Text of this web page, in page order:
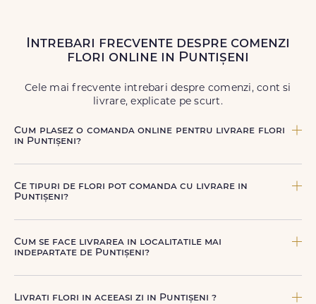
Livrăm buchete de florichiar și în weekend, pentru ca tu
să poți adresa un gest frumos atunci când ai nevoie.
Intrebari frecvente despre comenzi
flori online in Puntișeni
Cele mai frecvente intrebari despre comenzi, cont si
livrare, explicate pe scurt.
Cum plasez o comanda online pentru livrare flori
in Puntișeni?
produsul dorit, data si intervalul de livrare si adresa din
Puntișeni. sau poti plasa comanda telefonic, la nr. +40 722
Ce tipuri de flori pot comanda cu livrare in
Puntișeni?
aniversari, onomastici, sarbatori, evenimente speciale sau
gesturi spontane, toate create din flori naturale proaspete.
Cum se face livrarea in localitatile mai
indepartate de Puntișeni?
nostri dedicati sau ai optiunea de livrare la cutie, prin
Livrati flori in aceeasi zi in Puntișeni ?